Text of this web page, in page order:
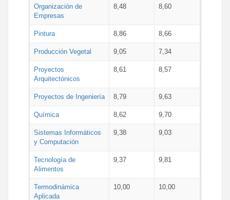
Organización de
Empresas
8,48 8,60
Pintura 8,86 8,66
Producción Vegetal 9,05 7,34
Proyectos
Arquitectónicos
8,61 8,57
Proyectos de Ingeniería 8,79 9,63
Química 8,62 9,70
Sistemas Informáticos
y Computación
9,38 9,03
Tecnología de
Alimentos
9,37 9,81
Termodinámica
Aplicada
10,00 10,00